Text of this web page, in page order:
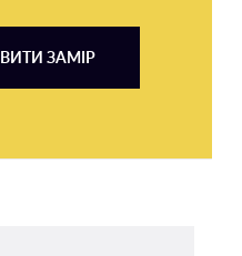
ЗАМІР